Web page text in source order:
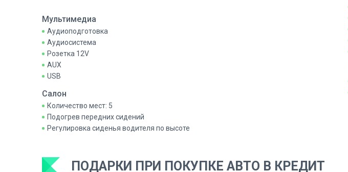
Мультимедиа
Аудиоподготовка
Аудиосистема
Розетка 12V
AUX
USB
Салон
Количество мест: 5
Подогрев передних сидений
Регулировка сиденья водителя по высоте
ПОДАРКИ ПРИ ПОКУПКЕ АВТО В КРЕДИТ